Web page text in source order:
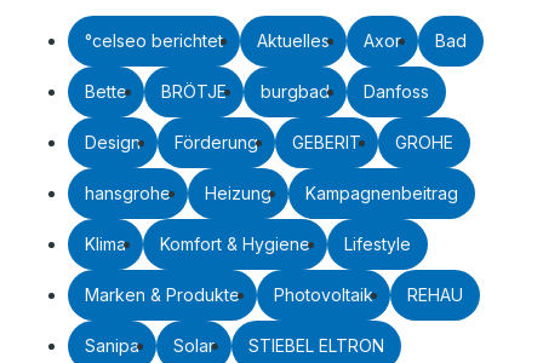
°celseo berichtet Aktuelles Axor Bad
Bette BRÖTJE burgbad Danfoss
Design Förderung GEBERIT GROHE
hansgrohe Heizung Kampagnenbeitrag
Klima Komfort & Hygiene Lifestyle
Marken & Produkte Photovoltaik REHAU
Sanipa Solar STIEBEL ELTRON